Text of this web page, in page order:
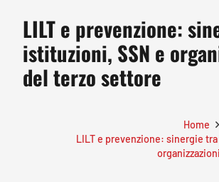
LILT e prevenzione:
istituzioni, SSN e
del terzo settore
Home
LILT e prevenzione: sinergie